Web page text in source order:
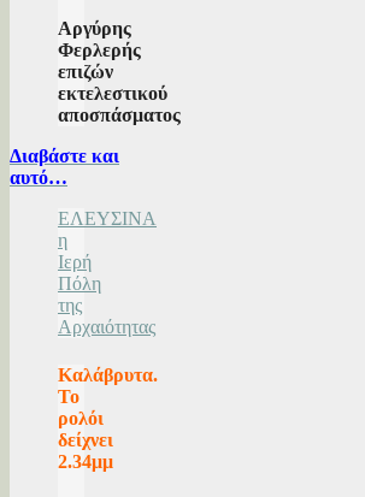
Αργύρης
Φερλερής
επιζών
εκτελεστικού
αποσπάσματος
Διαβάστε και
αυτό…
ΕΛΕΥΣΙΝΑ
η
Ιερή
Πόλη
της
Αρχαιότητας
Καλάβρυτα.
Το
ρολόι
δείχνει
2.34μμ